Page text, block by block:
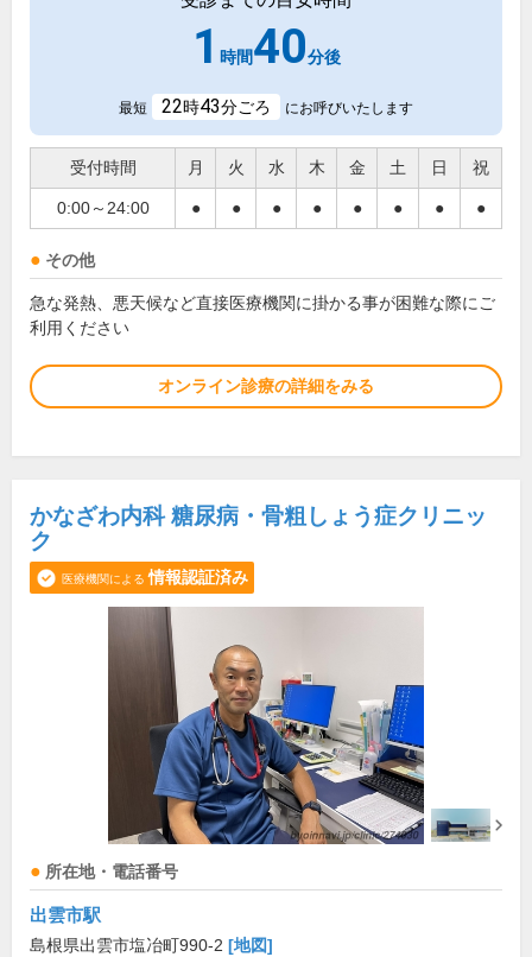
1 時間40分後
最短 22時43分ごろ にお呼びいたします
受付時間 月 火 水 木 金 土 日 祝
0:00～24:00 ● ● ● ● ● ● ● ●
その他
急な発熱、悪天候など直接医療機関に掛かる事が困難な際にご
利用ください
オンライン診療の詳細をみる
かなざわ内科 糖尿病・骨粗しょう症クリニッ
ク
医療機関による 情報認証済み
所在地・電話番号
出雲市駅
島根県出雲市塩冶町990-2 [地図]